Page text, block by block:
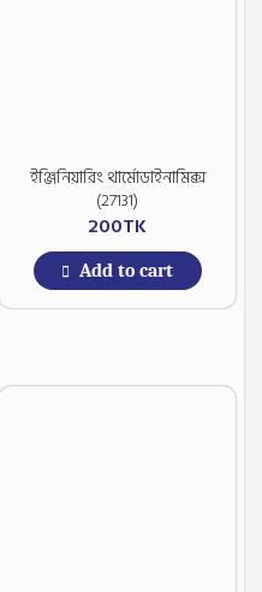
ইঞ্জিনিয়ারিং থার্মোডাইনামিক্স
(27131)
200TK
Add to cart